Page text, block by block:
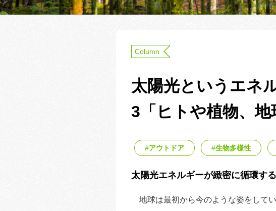
Column
太陽光というエネ
3「ヒトや植物、地
アウトドア 生物多様性
太陽光エネルギーが緻密に循環す
地球は最初から今のような姿をして